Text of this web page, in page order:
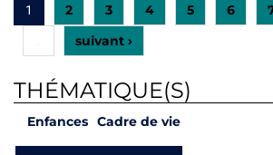
1 2 3 4 5 6
suivant ›
THÉMATIQUE(S)
Enfances Cadre de vie